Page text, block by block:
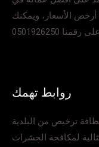
أرخص الأسعار، ويمكنك
روابط تهمك
ترخيص من البلدية
لمكافحة الحشرات